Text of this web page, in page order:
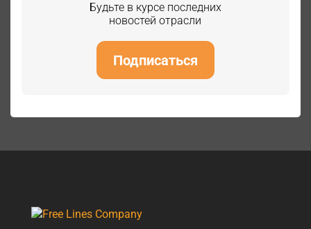
Будьте в курсе последних
новостей отрасли
Подписаться